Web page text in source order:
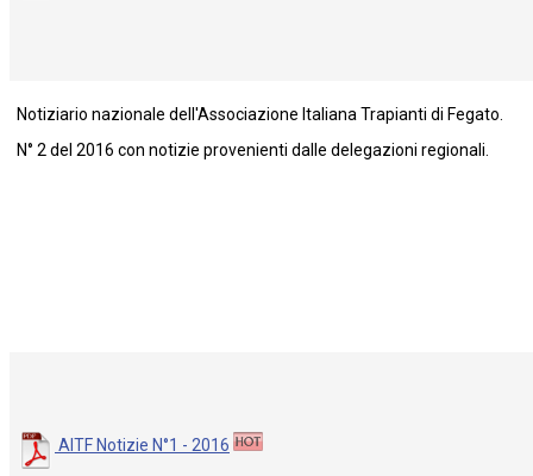
Notiziario nazionale dell'Associazione Italiana Trapianti di Fegato.
N° 2 del 2016 con notizie provenienti dalle delegazioni regionali.
AITF Notizie N°1 - 2016